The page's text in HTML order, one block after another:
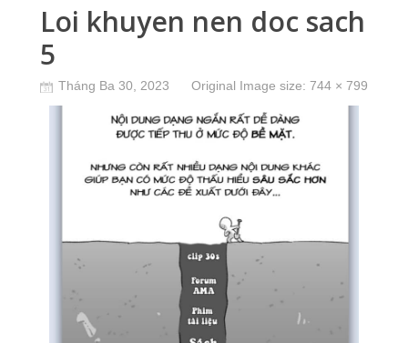
Loi khuyen nen doc sach
5
Tháng Ba 30, 2023 Original Image size: 744 × 799